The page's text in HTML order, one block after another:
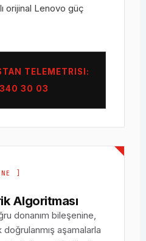
orijinal Lenovo güç
TELEMETRISI:
30 03
]
Algoritması
donanım bileşenine,
aşamalarla